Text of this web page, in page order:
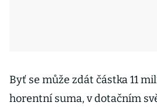
Byť se může zdát částka 11
horentní suma, v dotačním